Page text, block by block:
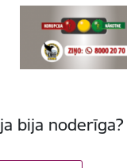
bija noderīga?